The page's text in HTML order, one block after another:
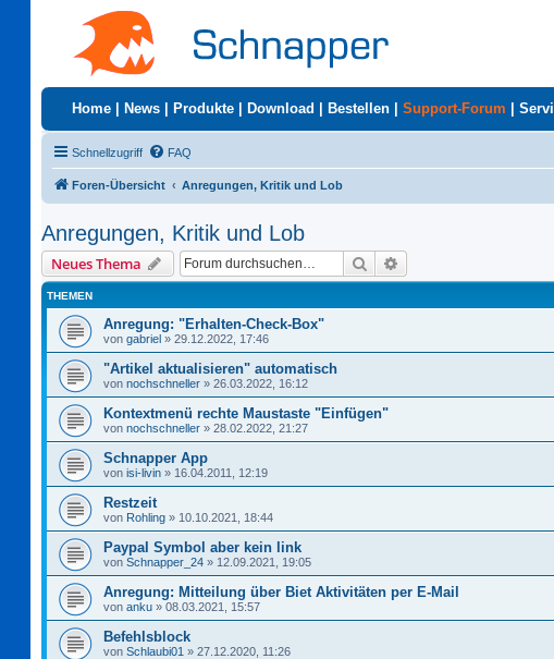
Home News Produkte Download Bestellen Support-Forum
Schnellzugriff FAQ
Foren-Übersicht Anregungen, Kritik und Lob
Anregungen, Kritik und Lob
Neues Thema Suche
THEMEN
Anregung: "Erhalten-Check-Box"
von gabriel » 29.12.2022, 17:46
"Artikel aktualisieren" automatisch
von nochschneller » 26.03.2022, 16:12
Kontextmenü rechte Maustaste "Einfügen"
von nochschneller » 28.02.2022, 21:27
Schnapper App
von isi-livin » 16.04.2011, 12:19
Restzeit
von Rohling » 10.10.2021, 18:44
Paypal Symbol aber kein link
von Schnapper_24 » 12.09.2021, 19:05
Anregung: Mitteilung über Biet Aktivitäten per E-Mail
von anku » 08.03.2021, 15:57
Befehlsblock
von Schlaubi01 » 27.12.2020, 11:26